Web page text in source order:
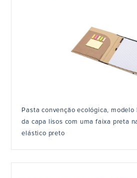
Pasta convenção ecológica,
da capa lisos com uma faixa preta
elástico preto